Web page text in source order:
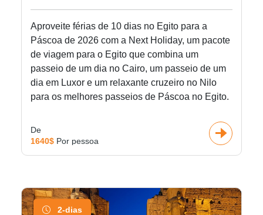
Aproveite férias de 10 dias no Egito para a
Páscoa de 2026 com a Next Holiday, um pacote
de viagem para o Egito que combina um
passeio de um dia no Cairo, um passeio de um
dia em Luxor e um relaxante cruzeiro no Nilo
para os melhores passeios de Páscoa no Egito.
De
1640$ Por pessoa
2-dias